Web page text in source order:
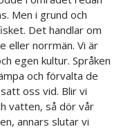
Men i grund och
Det handlar om
eller norrmän. Vi är
egen kultur. Språken
och förvalta de
oss vid. Blir vi
vatten, så dör vår
annars slutar vi